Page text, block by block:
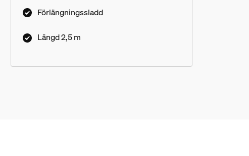
Förlängningssladd
Längd 2,5 m